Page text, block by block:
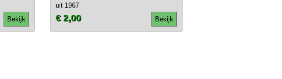
Bekijk
uit 1967
Bekijk
€ 2,00